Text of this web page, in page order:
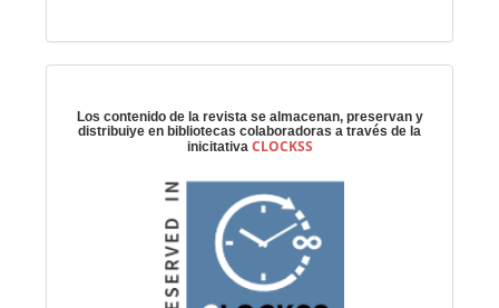
Los contenido de la revista se almacenan, preservan y
distribuiye en bibliotecas colaboradoras a través de la
inicitativa CLOCKSS